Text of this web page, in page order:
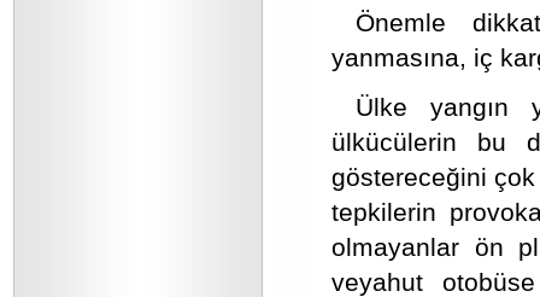
Önemle
yanmasına, iç
Ülke yangın
ülkücülerin bu
göstereceğini
tepkilerin
olmayanlar ön
veyahut